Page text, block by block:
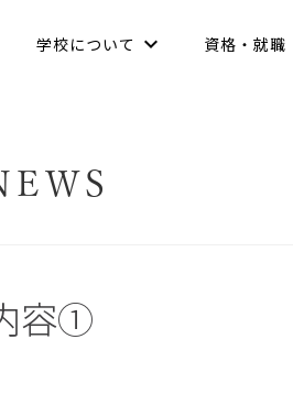
学校について 資格・就職
容①